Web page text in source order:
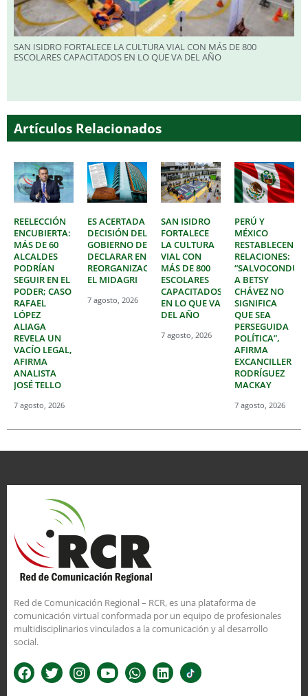
SAN ISIDRO FORTALECE LA CULTURA VIAL CON MÁS DE 800
ESCOLARES CAPACITADOS EN LO QUE VA DEL AÑO
Artículos Relacionados
REELECCIÓN
ENCUBIERTA:
MÁS DE 60
ALCALDES
PODRÍAN
SEGUIR EN EL
PODER; CASO
RAFAEL
LÓPEZ
ALIAGA
REVELA UN
VACÍO LEGAL,
AFIRMA
ANALISTA
JOSÉ TELLO
7 agosto, 2026
ES ACERTADA
DECISIÓN DEL
GOBIERNO DE
DECLARAR EN
REORGANIZACIÓN
EL MIDAGRI
7 agosto, 2026
SAN ISIDRO
FORTALECE
LA CULTURA
VIAL CON
MÁS DE 800
ESCOLARES
CAPACITADOS
EN LO QUE VA
DEL AÑO
7 agosto, 2026
PERÚ Y
MÉXICO
RESTABLECEN
RELACIONES:
A BETSY
CHÁVEZ NO
SIGNIFICA
QUE SEA
PERSEGUIDA
POLÍTICA”,
AFIRMA
EXCANCILLER
RODRÍGUEZ
MACKAY
7 agosto, 2026
Red de Comunicación Regional – RCR, es una plataforma de
comunicación virtual conformada por un equipo de profesionales
multidisciplinarios vinculados a la comunicación y al desarrollo
social.